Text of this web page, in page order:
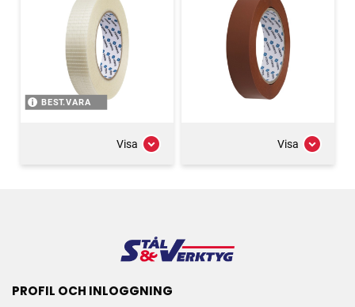
BEST.VARA
Visa Visa
PROFIL OCH INLOGGNING